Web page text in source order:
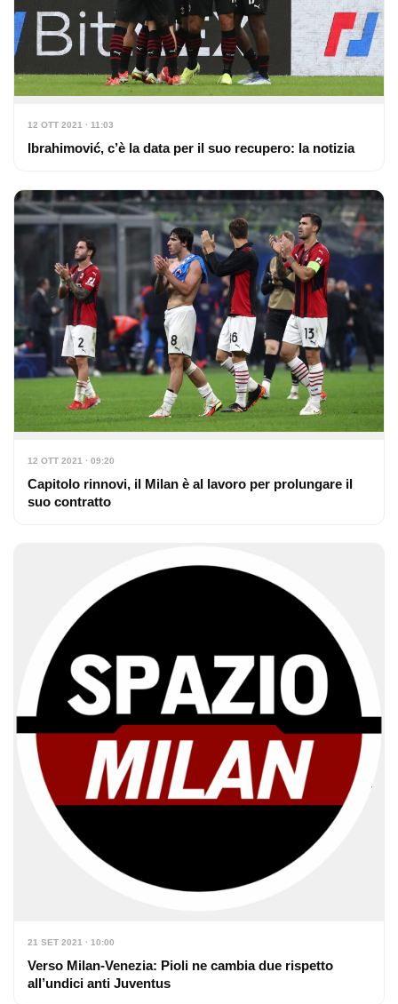
12 OTT 2021 · 11:03
Ibrahimović, c’è la data per il suo recupero: la notizia
12 OTT 2021 · 09:20
Capitolo rinnovi, il Milan è al lavoro per prolungare il
suo contratto
21 SET 2021 · 10:00
Verso Milan-Venezia: Pioli ne cambia due rispetto
all’undici anti Juventus